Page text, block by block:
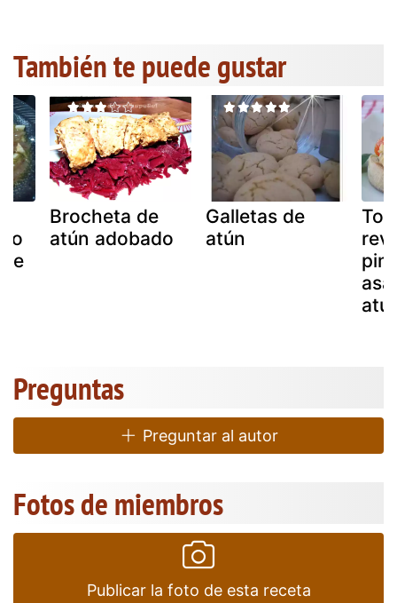
También te puede gustar
Brocheta de
atún adobado
Galletas de
atún
Preguntas
Preguntar al autor
Fotos de miembros
Publicar la foto de esta receta